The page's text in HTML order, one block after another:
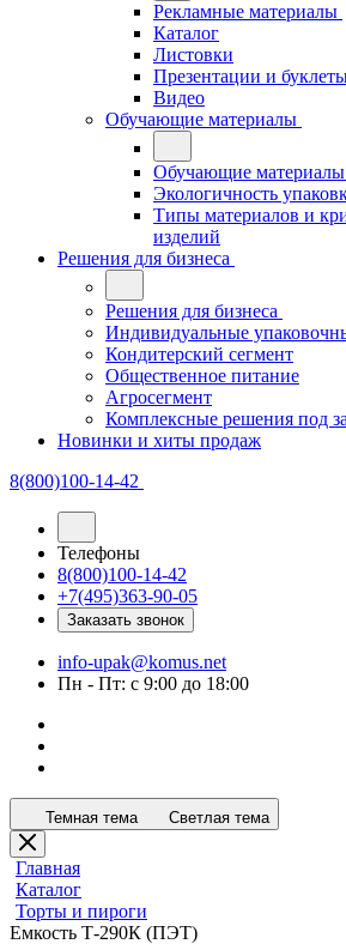
Рекламные материалы
Каталог
Листовки
Презентации и
Видео
Обучающие материалы
Обучающие материалы
Экологичность
Типы материалов и
изделий
Решения для бизнеса
Решения для бизнеса
Индивидуальные
Кондитерский сегмент
Общественное питание
Агросегмент
Комплексные решения под
Новинки и хиты продаж
8(800)100-14-42
Телефоны
8(800)100-14-42
+7(495)363-90-05
Заказать звонок
info-upak@komus.net
Пн - Пт: с 9:00 до 18:00
Темная тема Светлая тема
Главная
Каталог
Торты и пироги
Емкость Т-290К (ПЭТ)